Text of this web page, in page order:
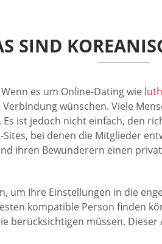
SIND
es um Online-Dating wie
wünschen. Viele
ist jedoch nicht einfach, den
bei denen die Mitglieder
ihren Bewunderern einen
um Ihre Einstellungen in die
kompatible Person finden
berücksichtigen müssen.